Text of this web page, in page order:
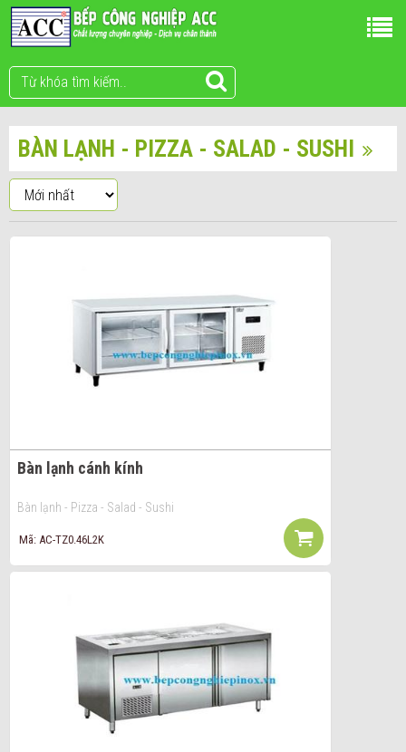
BÀN LẠNH - PIZZA - SALAD - SUSHI
Bàn lạnh cánh kính
Bàn lạnh - Pizza - Salad - Sushi
Mã: AC-TZ0.46L2K